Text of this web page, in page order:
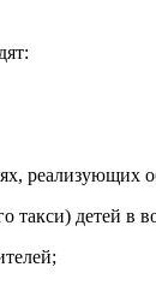
реализующих
детей в